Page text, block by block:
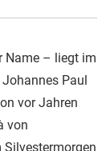
Name – liegt im
Paul
vor Jahren
von